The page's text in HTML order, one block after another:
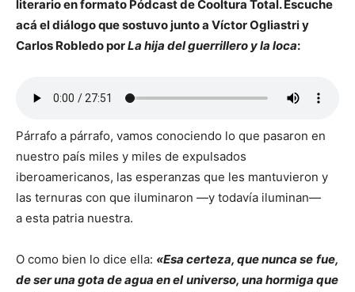
literario en formato Pódcast de Cooltura Total. Escuche
acá el diálogo que sostuvo junto a Víctor Ogliastri y
Carlos Robledo porLa hija del guerrillero y la loca:
Párrafo a párrafo, vamos conociendo lo que pasaron en
nuestro país miles y miles de expulsados
iberoamericanos, las esperanzas que les mantuvieron y
las ternuras con que iluminaron —y todavía iluminan—
a esta patria nuestra.
O como bien lo dice ella: «Esa certeza, que nunca se fue,
de ser una gota de agua en el universo, una hormiga que